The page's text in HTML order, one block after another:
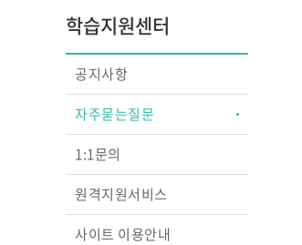
학습지원센터
공지사항
자주묻는질문
1:1문의
원격지원서비스
사이트 이용안내